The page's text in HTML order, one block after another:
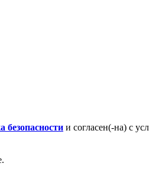
безопасности и согласен(-на) с